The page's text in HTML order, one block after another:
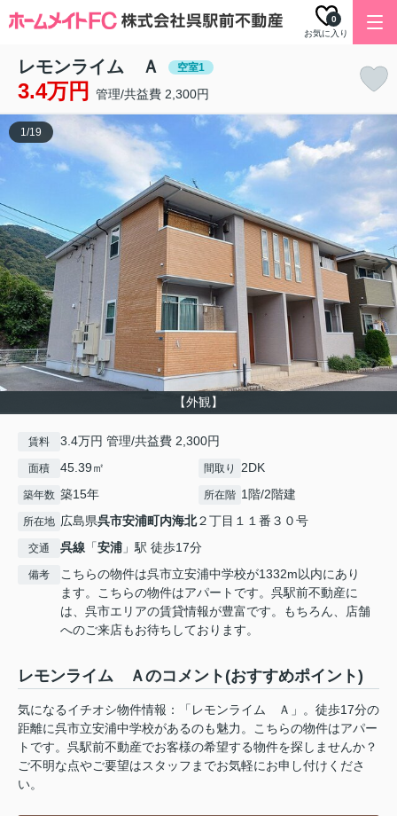
お気に入り
0
レモンライム Ａ 空室1
3.4万円 管理/共益費 2,300円
【外観】
1/19
賃料 3.4万円 管理/共益費 2,300円
面積 45.39㎡ 間取り 2DK
築年数 築15年 所在階 1階/2階建
所在地 広島県呉市安浦町内海北２丁目１１番３０号
交通 呉線 「安浦 」駅 徒歩17分
備考
こちらの物件は呉市立安浦中学校が1332m以内にあり
ます。こちらの物件はアパートです。呉駅前不動産に
は、呉市エリアの賃貸情報が豊富です。もちろん、店舗
へのご来店もお待ちしております。
レモンライム Ａのコメント(おすすめポイント)
気になるイチオシ物件情報：「レモンライム Ａ」。徒歩17分の
距離に呉市立安浦中学校があるのも魅力。こちらの物件はアパー
トです。呉駅前不動産でお客様の希望する物件を探しませんか？
ご不明な点やご要望はスタッフまでお気軽にお申し付けくださ
い。